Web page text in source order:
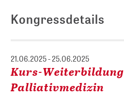
Kongressdetails
21.06.2025 - 25.06.2025
Kurs-Weiterbildung
Palliativmedizin